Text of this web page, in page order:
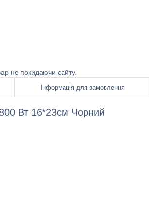
не покидаючи сайту.
Інформація для замовлення
Вт 16*23см Чорний